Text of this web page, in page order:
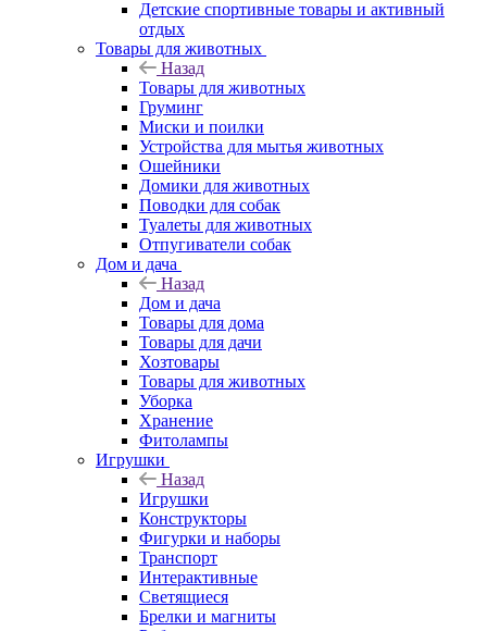
Детские спортивные товары и активный
отдых
Товары для животных
Назад
Товары для животных
Груминг
Миски и поилки
Устройства для мытья животных
Ошейники
Домики для животных
Поводки для собак
Туалеты для животных
Отпугиватели собак
Дом и дача
Назад
Дом и дача
Товары для дома
Товары для дачи
Хозтовары
Товары для животных
Уборка
Хранение
Фитолампы
Игрушки
Назад
Игрушки
Конструкторы
Фигурки и наборы
Транспорт
Интерактивные
Светящиеся
Брелки и магниты